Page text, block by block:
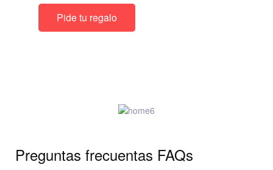
Pide tu regalo
Preguntas frecuentas FAQs